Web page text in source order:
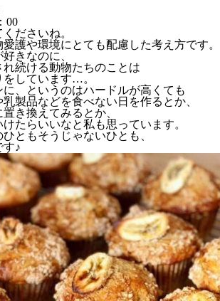
00
ださいね。
護や環境にとても配慮した考え方です。
きなのに、
れ続ける動物たちのことは
しています…。
に、というのはハードルが高くても
製品などを食べない日を作るとか、
き換えてみるとか、
たらいいなと私も思っています。
ともそうじゃないひとも、
す♪